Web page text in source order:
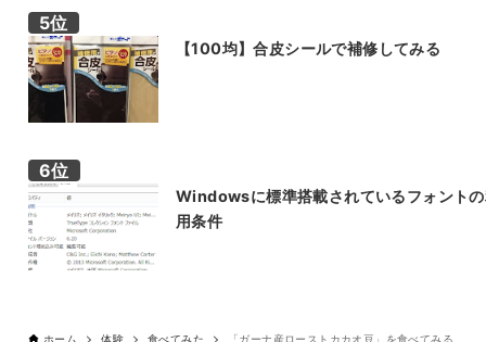
【100均】合皮シールで補修してみる
Windowsに標準搭載されているフォント
用条件
ホーム 体験 食べてみた 「ガーナ産ローストカカオ豆」を食べてみる